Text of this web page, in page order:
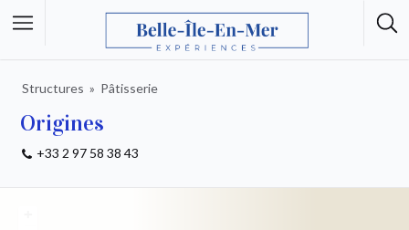
Structures Pâtisserie
Origines
+33 2 97 58 38 43